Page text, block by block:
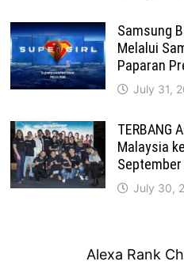
Samsung
Melalui
Paparan
July 31,
TERBANG
Malaysia
September
July 30,
Alexa Rank